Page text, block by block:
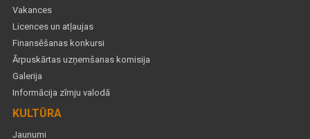
Vakances
Licences un atļaujas
Finansēšanas konkursi
Ārpuskārtas uzņemšanas komisija
Galerija
Informācija zīmju valodā
KULTŪRA
Jaunumi